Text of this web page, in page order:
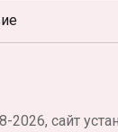
2026, сайт